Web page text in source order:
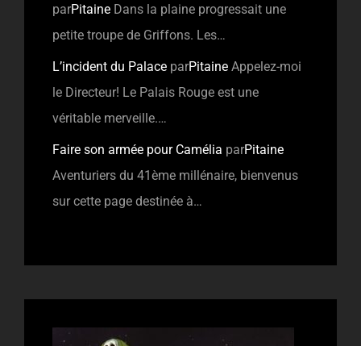
parPitaine Dans la plaine progressait une
petite troupe de Griffons. Les…
L’incident du Palace parPitaine Appelez-moi
le Directeur! Le Palais Rouge est une
véritable merveille.…
Faire son armée pour Camélia parPitaine
Aventuriers du 41ème millénaire, bienvenus
sur cette page destinée à…